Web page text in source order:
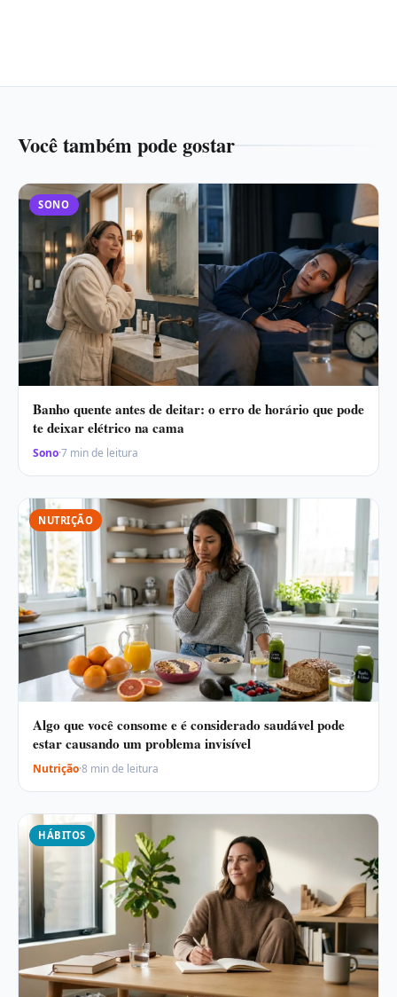
Você também pode gostar
SONO
Banho quente antes de deitar: o erro de horário que pode
te deixar elétrico na cama
Sono·7 min de leitura
NUTRIÇÃO
Algo que você consome e é considerado saudável pode
estar causando um problema invisível
Nutrição·8 min de leitura
HÁBITOS